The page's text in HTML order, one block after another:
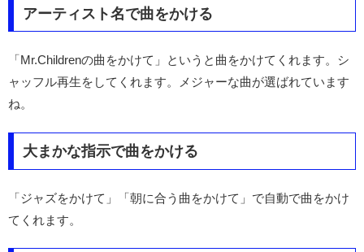
アーティスト名で曲をかける
「Mr.Childrenの曲をかけて」というと曲をかけてくれます。シ
ャッフル再生をしてくれます。メジャーな曲が選ばれています
ね。
大まかな指示で曲をかける
「ジャズをかけて」「朝に合う曲をかけて」で自動で曲をかけ
てくれます。